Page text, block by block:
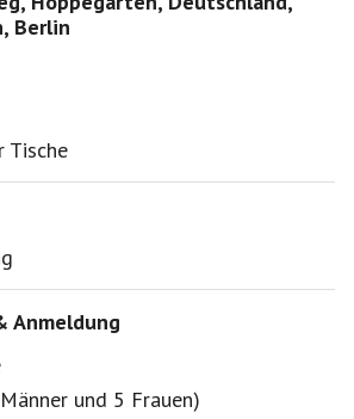
Berlin
Tische
Anmeldung
und 5 Frauen)